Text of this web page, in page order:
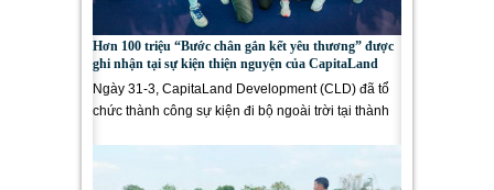
Hơn 100 triệu “Bước chân gắn kết yêu thương” được
ghi nhận tại sự kiện thiện nguyện của CapitaLand
Ngày 31-3, CapitaLand Development (CLD) đã tổ
chức thành công sự kiện đi bộ ngoài trời tại thành